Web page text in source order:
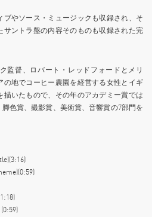
やソース・ミュージックも収録され、そ
サントラ盤の内容そのものも収録された完
監督、ロバート・レッドフォードとメリ
の地でコーヒー農園を経営する女性とイギ
描いたもので、その年のアカデミー賞では
色賞、撮影賞、美術賞、音響賞の7部門を